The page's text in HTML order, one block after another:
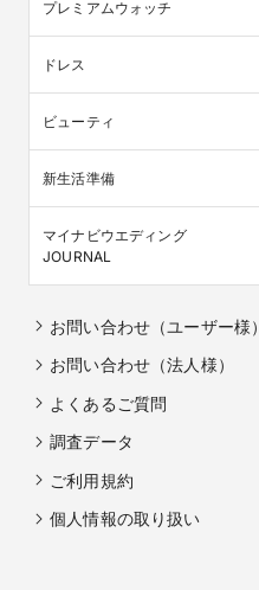
プレミアムウォッチ
ドレス
ビューティ
新生活準備
マイナビウエディング
JOURNAL
お問い合わせ（ユーザー様）
お問い合わせ（法人様）
よくあるご質問
調査データ
ご利用規約
個人情報の取り扱い